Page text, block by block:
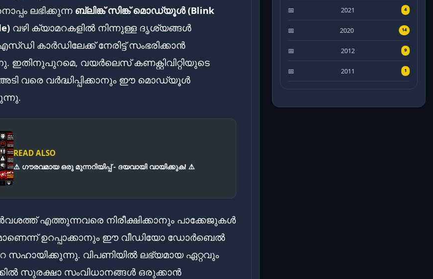
ലഭിക്കുന്ന ബ്ലിങ്ക് സിങ്ക് മൊഡ്യൂൾ (Blink
വഴി ക്യാമറകളിൽ നിന്നുള്ള ദൃശ്യങ്ങൾ
കാർഡിലേക്ക് നേരിട്ട് സംഭരിക്കാൻ
ഇതിനുപുറമെ, വയർലെസ് കണക്റ്റിവിറ്റിയുടെ
അടി വരെ വർദ്ധിപ്പിക്കാനും ഈ മൊഡ്യൂൾ
READ ALSO
⚠️ ഗൗരവമായ ഒരു മുന്നറിയിപ്പ് - ദയവായി വായിക്കുക! ⚠️
എത്തുന്നവരെ നിരീക്ഷിക്കാനും പാക്കേജുകൾ
ഉറപ്പാക്കാനും ഈ വീഡിയോ ഡോർബെൽ
സഹായിക്കുന്നു. വിപണിയിൽ ലഭ്യമായ ഏറ്റവും
സുരക്ഷാ സംവിധാനങ്ങൾ ഒരുക്കാൻ
2021 4
2020 14
2012 9
2011 1